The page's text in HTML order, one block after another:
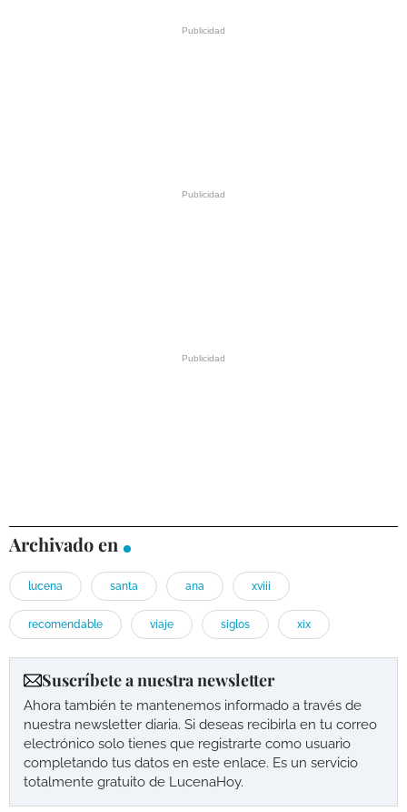
Archivado en
lucena santa ana xviii
recomendable viaje siglos xix
Suscríbete a nuestra newsletter
Ahora también te mantenemos informado a través de
nuestra newsletter diaria. Si deseas recibirla en tu correo
electrónico solo tienes que registrarte como usuario
completando tus datos en este enlace. Es un servicio
totalmente gratuito de LucenaHoy.